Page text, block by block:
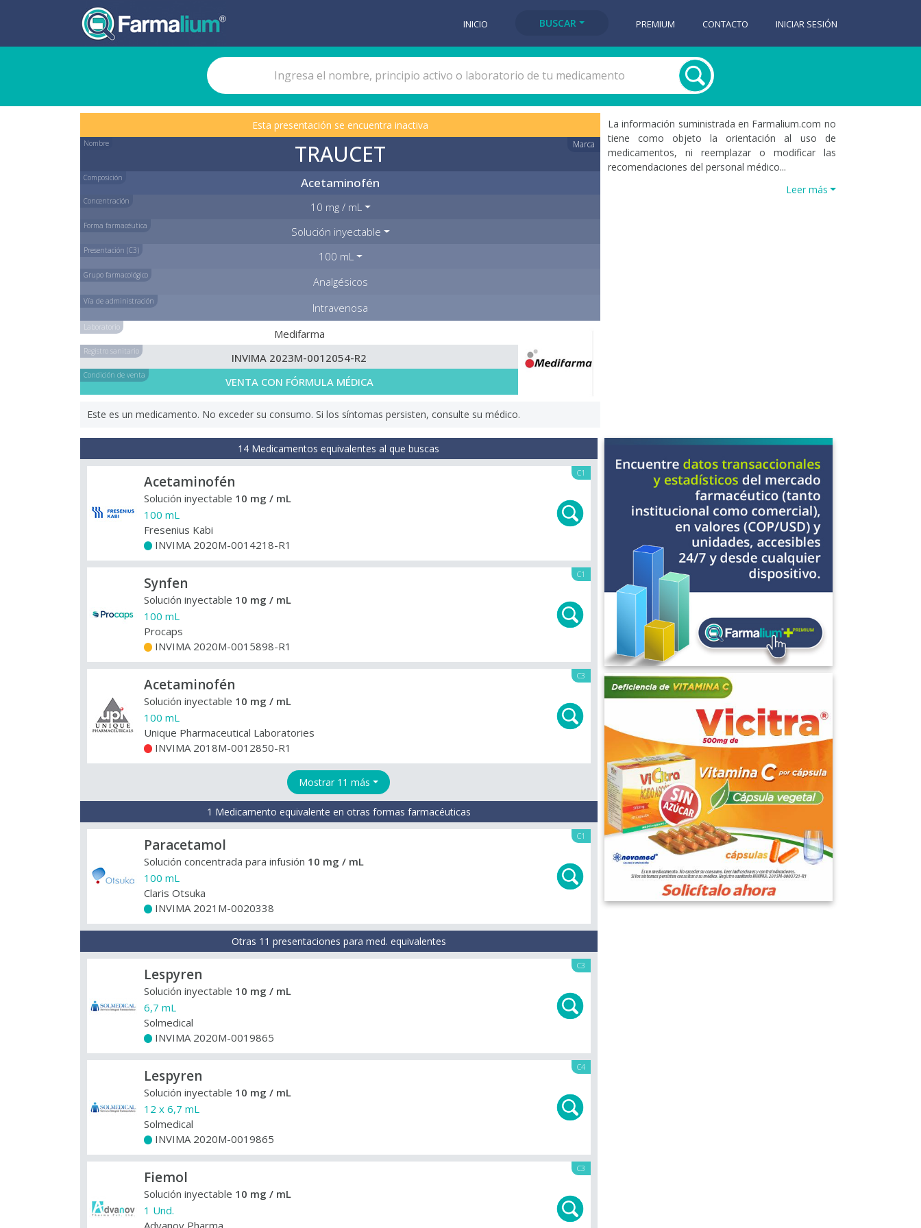
INICIO BUSCAR PREMIUM CONTACTO INICIAR SESIÓN
Esta presentación se encuentra inactiva
Nombre Marca
TRAUCET
Composición Acetaminofén
Concentración 10 mg / mL
Forma farmacéutica Solución inyectable
Presentación (C3) 100 mL
Grupo farmacológico Analgésicos
Vía de administración Intravenosa
Laboratorio Medifarma
Registro sanitario INVIMA 2023M-0012054-R2
Condición de venta VENTA CON FÓRMULA MÉDICA
Este es un medicamento. No exceder su consumo. Si los síntomas persisten, consulte su médico.
La información suministrada en Farmalium.com no
tiene como objeto la orientación al uso de
medicamentos, ni reemplazar o modificar las
recomendaciones del personal médico...
Leer más
14 Medicamentos equivalentes al que buscas
C1
Acetaminofén
Solución inyectable 10 mg / mL
100 mL
Fresenius Kabi
INVIMA 2020M-0014218-R1
C1
Synfen
Solución inyectable 10 mg / mL
100 mL
Procaps
INVIMA 2020M-0015898-R1
C3
Acetaminofén
Solución inyectable 10 mg / mL
100 mL
Unique Pharmaceutical Laboratories
INVIMA 2018M-0012850-R1
Mostrar 11 más
1 Medicamento equivalente en otras formas farmacéuticas
C1
Paracetamol
Solución concentrada para infusión 10 mg / mL
100 mL
Claris Otsuka
INVIMA 2021M-0020338
Otras 11 presentaciones para med. equivalentes
C3
Lespyren
Solución inyectable 10 mg / mL
6,7 mL
Solmedical
INVIMA 2020M-0019865
C4
Lespyren
Solución inyectable 10 mg / mL
12 x 6,7 mL
Solmedical
INVIMA 2020M-0019865
C3
Fiemol
Solución inyectable 10 mg / mL
1 Und.
Advanov Pharma